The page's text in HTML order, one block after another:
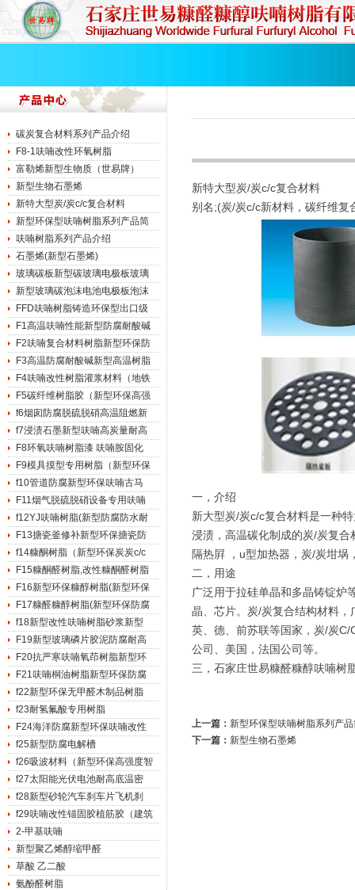
碳炭复合材料系列产品介绍
F8-1呋喃改性环氧树脂
富勒烯新型生物质（世易牌）
新型生物石墨烯
新特大型炭/炭c/c复合材料
新型环保型呋喃树脂系列产品简
呋喃树脂系列产品介绍
石墨烯(新型石墨烯)
玻璃碳板新型碳玻璃电极板玻璃
新型玻璃碳泡沫电池电极板泡沫
FFD呋喃树脂铸造环保型出口级
F1高温呋喃性能新型防腐耐酸碱
F2呋喃复合材料树脂新型环保防
F3高温防腐耐酸碱新型高温树脂
F4呋喃改性树脂灌浆材料（地铁
F5碳纤维树脂胶（新型环保高强
f6烟囱防腐脱硫脱硝高温阻燃新
f7浸渍石墨新型呋喃高炭量耐高
F8环氧呋喃树脂漆 呋喃胺固化
F9模具摸型专用树脂（新型环保
f10管道防腐新型环保呋喃古马
F11烟气脱硫脱硝设备专用呋喃
f12YJ呋喃树脂(新型防腐防水耐
F13搪瓷釜修补新型环保搪瓷防
f14糠酮树脂（新型环保炭炭c/c
F15糠酮醛树脂,改性糠酮醛树脂
F16新型环保糠醇树脂(新型环保
F17糠醛糠醇树脂(新型环保防腐
f18新型改性呋喃树脂砂浆新型
F19新型玻璃磷片胶泥防腐耐高
F20抗严寒呋喃氧茚树脂新型环
F21呋喃桐油树脂新型环保防腐
f22新型环保无甲醛木制品树脂
f23耐氢氟酸专用树脂
F24海洋防腐新型环保呋喃改性
f25新型防腐电解槽
f26吸波材料（新型环保高强度智
f27太阳能光伏电池耐高底温密
f28新型砂轮汽车刹车片飞机刹
f29呋喃改性锚固胶植筋胶（建筑
2-甲基呋喃
新型聚乙烯醇缩甲醛
草酸 乙二酸
氨酚醛树脂
新特大型炭/炭c/c复合材料
别名;(炭/炭c/c新材料，碳纤维复
一，介绍
新大型炭/炭c/c复合材料是一种
浸渍，高温碳化制成的炭/炭复
隔热屛 ，u型加热器，炭/炭坩
二，用途
广泛用于拉硅单晶和多晶铸锭炉
晶、芯片。炭/炭复合结构材料
英、德、前苏联等国家，炭/炭
公司、美国，法国公司等。
三，石家庄世易糠醛糠醇呋喃树
上一篇： 新型环保型呋喃树脂系列产
下一篇： 新型生物石墨烯